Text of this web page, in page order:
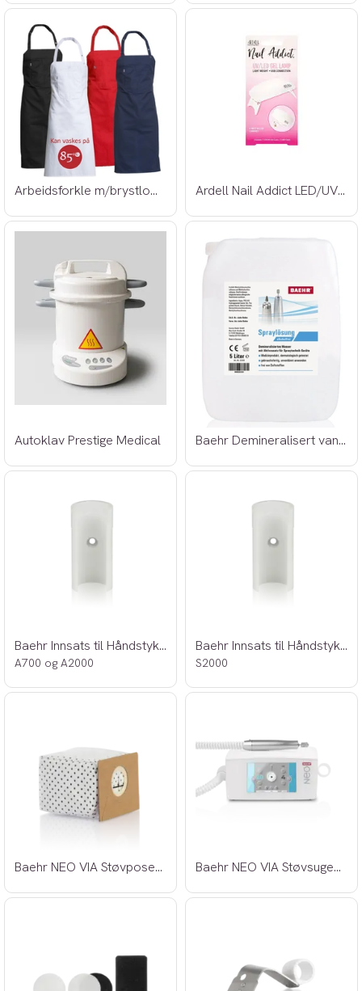
Arbeidsforkle m/brystlomme Ardell Nail Addict LED/UV Lamp
Autoklav Prestige Medical Baehr Demineralisert vann 5 liter
Baehr Innsats til Håndstykkeholder
A700 og A2000
Baehr Innsats til Håndstykkeholder
S2000
Baehr NEO VIA Støvposer 3stk Baehr NEO VIA Støvsugemaskin